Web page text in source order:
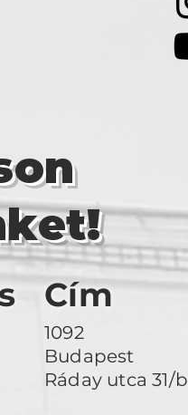
Cím
1092
Budapest
Ráday utca 31/b